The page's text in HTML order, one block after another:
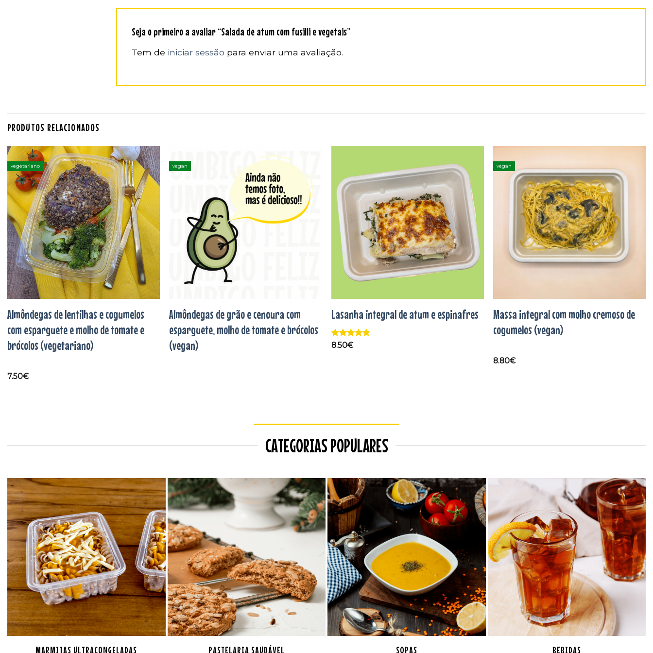
Seja o primeiro a avaliar “Salada de atum com fusilli e vegetais”
Tem de iniciar sessão para enviar uma avaliação.
PRODUTOS RELACIONADOS
vegetariano
Adicionar
aos
favoritos
Almôndegas de lentilhas e cogumelos
com esparguete e molho de tomate e
brócolos (vegetariano)
7.50€
vegan
Adicionar
favoritos
Almôndegas de grão e cenoura com
esparguete, molho de tomate e brócolos
(vegan)
Adicionar
aos
favoritos
Lasanha integral de atum e espinafres
Avaliação
8.50€
vegan
Adicionar
aos
favoritos
Massa integral com molho cremoso de
cogumelos (vegan)
8.80€
CATEGORIAS POPULARES
MARMITAS ULTRACONGELADAS PASTELARIA SAUDÁVEL SOPAS BEBIDAS